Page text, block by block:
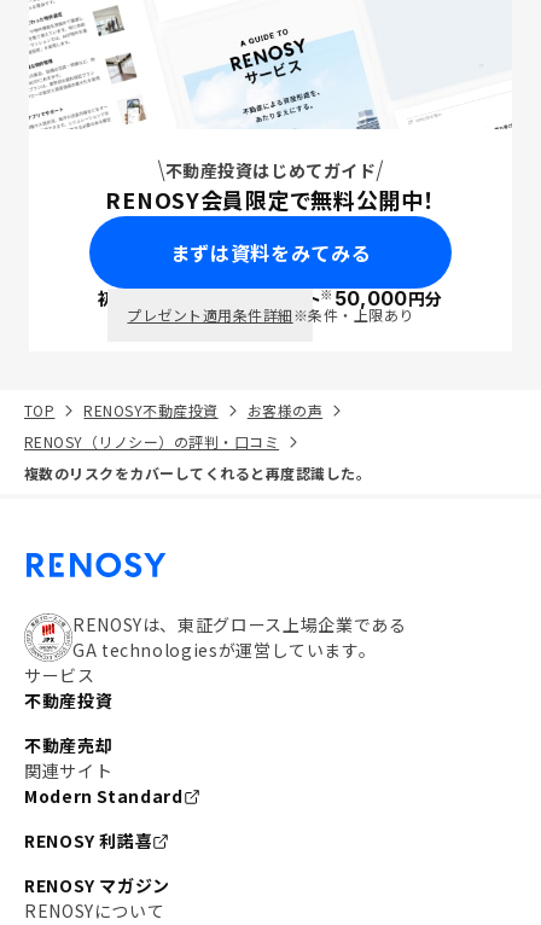
不動産投資はじめてガイド
RENOSY会員限定で無料公開中！
まずは資料をみてみる
初回面談で ポイント※50,000円分
プレゼント適用条件詳細※条件・上限あり
TOP RENOSY不動産投資
お客様の声
RENOSY（リノシー）の評判・口コミ
複数のリスクをカバーしてくれると再度認識した。
RENOSYは、東証グロース上場企業である
GA technologiesが運営しています。
サービス
不動産投資
不動産売却
関連サイト
Modern Standard
RENOSY 利諾喜
RENOSY マガジン
RENOSYについて